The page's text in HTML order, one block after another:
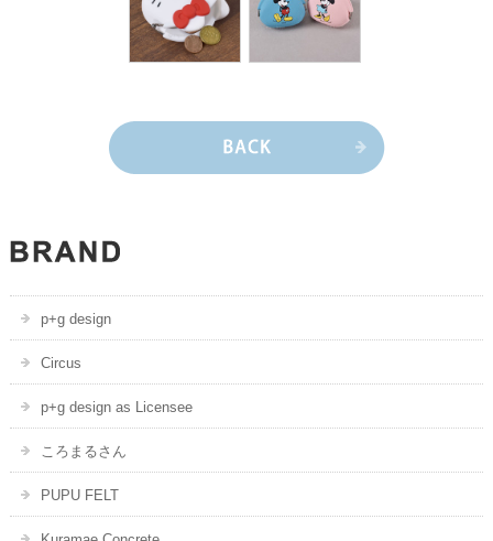
p+g design
Circus
p+g design as Licensee
ころまるさん
PUPU FELT